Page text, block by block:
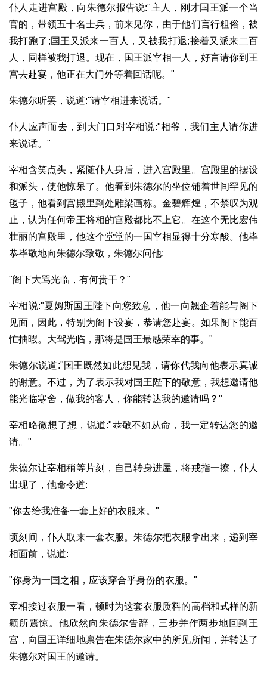
仆人走进宫殿，向朱德尔报告说:"主人，刚才国王派一个当
官的，带领五十名士兵，前来见你，由于他们言行粗俗，被
我打跑了;国王又派来一百人，又被我打退;接着又派来二百
人，同样被我打退。现在，国王派宰相一人，好言请你到王
宫去赴宴，他正在大门外等着回话呢。"
朱德尔听罢，说道:"请宰相进来说话。"
仆人应声而去，到大门口对宰相说:"相爷，我们主人请你进
来说话。"
宰相含笑点头，紧随仆人身后，进入宫殿里。宫殿里的摆设
和派头，使他惊呆了。他看到朱德尔的坐位铺着世间罕见的
毯子，他看到宫殿里到处雕梁画栋。金碧辉煌，不禁叹为观
止，认为任何帝王将相的宫殿都比不上它。在这个无比宏伟
壮丽的宫殿里，他这个堂堂的一国宰相显得十分寒酸。他毕
恭毕敬地向朱德尔致敬，朱德尔问他:
"阁下大骂光临，有何贵干？"
宰相说:"夏姆斯国王陛下向您致意，他一向翘企着能与阁下
见面，因此，特别为阁下设宴，恭请您赴宴。如果阁下能百
忙抽暇。大驾光临，那将是国王最感荣幸的事。"
朱德尔说道:"国王既然如此想见我，请你代我向他表示真诚
的谢意。不过，为了表示我对国王陛下的敬意，我想邀请他
能光临寒舍，做我的客人，你能转达我的邀请吗？"
宰相略微想了想，说道:"恭敬不如从命，我一定转达您的邀
请。"
朱德尔让宰相稍等片刻，自己转身进屋，将戒指一擦，仆人
出现了，他命令道:
"你去给我准备一套上好的衣服来。"
顷刻间，仆人取来一套衣服。朱德尔把衣服拿出来，递到宰
相面前，说道:
"你身为一国之相，应该穿合乎身份的衣服。"
宰相接过衣服一看，顿时为这套衣服质料的高档和式样的新
颖所震惊。他欣然向朱德尔告辞，三步并作两步地回到王
宫，向国王详细地禀告在朱德尔家中的所见所闻，并转达了
朱德尔对国王的邀请。